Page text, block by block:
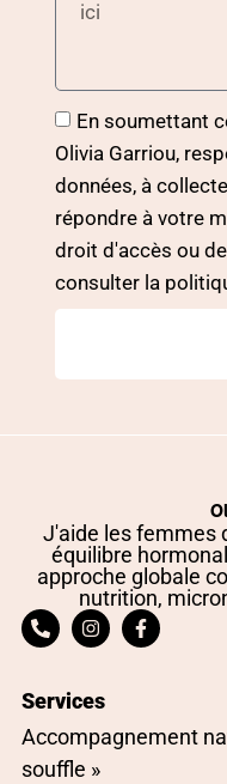
En soumettant
Olivia Garriou,
données, à
répondre à votre
droit d'accès ou
consulter la
J'aide les femmes
équilibre
approche globale
nutrition,
Services
Accompagnement
souffle »